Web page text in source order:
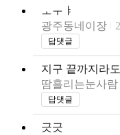
ㅗㅜㅑ
광주동네이장
답댓글
지구 끝까지라
땀흘리는눈사람
답댓글
긋긋